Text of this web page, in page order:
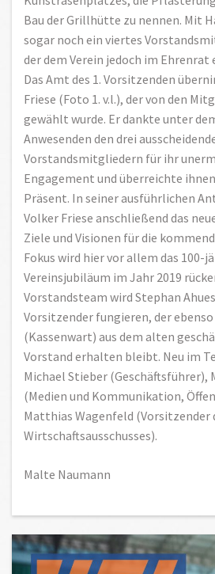
Bau der Grillhütte zu nennen. Mit
sogar noch ein viertes
der dem Verein jedoch im
Das Amt des 1. Vorsitzenden
Friese (Foto 1. v.l.), der von den
gewählt wurde. Er dankte unter
Anwesenden den drei
Vorstandsmitgliedern für ihr
Engagement und überreichte
Präsent. In seiner ausführlichen
Volker Friese anschließend das
Ziele und Visionen für die
Fokus wird hier vor allem das 100-
Vereinsjubiläum im Jahr 2019
Vorstandsteam wird Stephan
Vorsitzender fungieren, der
(Kassenwart) aus dem alten
Vorstand erhalten bleibt. Neu im
Michael Stieber (Geschäftsführer),
(Medien und Kommunikation,
Matthias Wagenfeld (Vorsitzender
Wirtschaftsausschusses).
Malte Naumann